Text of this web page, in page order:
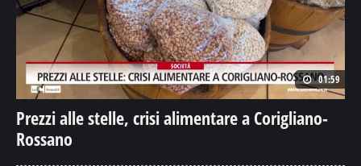
01:59
Prezzi alle stelle, crisi alimentare a Corigliano-
Rossano